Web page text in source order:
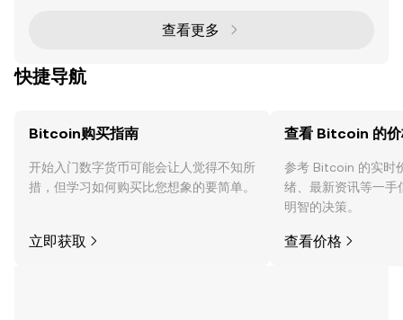
供全面分析。 最近的价格飙升与交易量 关键亮点： 价
格飙升 ：BABYBTC在过去24小时内价格上涨了10
查看更多
快捷导航
Bitcoin购买指南
开始入门数字货币可能会让人觉得不知所
措，但学习如何购买比您想象的要简单。
立即获取
查看 Bitcoin 的
参考 Bitcoin 的实时
绪、最新资讯等一手
明智的决策。
查看价格